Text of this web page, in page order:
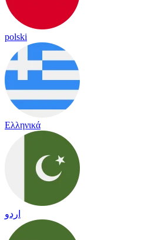
polski
Ελληνικά
اردو